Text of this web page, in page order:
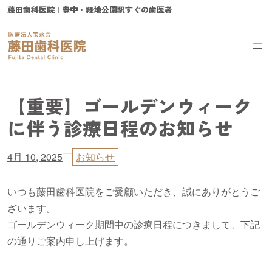
内
を
ス
藤田歯科医院 | 豊中・緑地公園駅すぐの歯医者
【重要】ゴールデンウィーク
に伴う診療日程のお知らせ
4月 10, 2025— お知らせ
いつも藤田歯科医院をご愛顧いただき、誠にありがとうご
ざいます。
ゴールデンウィーク期間中の診療日程につきまして、下記
の通りご案内申し上げます。